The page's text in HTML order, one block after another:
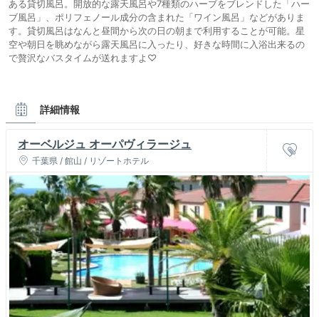
ある貸切風呂。開放的な露天風呂や7種類のハーブをブレンドした「ハー
ブ風呂」、ポリフェノール成分の含まれた「ワイン風呂」などがありま
す。貸切風呂はなんと昼間から次の日の朝まで利用することが可能。星
空や朝日を眺めながら露天風呂に入ったり、好きな時間に入浴出来るの
で贅沢なバスタイムが送れますよ♡
詳細情報
オーベルジュ オーパヴィラージュ
千葉県 / 館山 / リゾートホテル